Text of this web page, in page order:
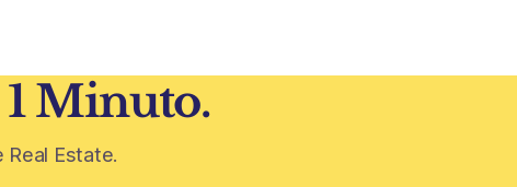
Minuto.
Estate.